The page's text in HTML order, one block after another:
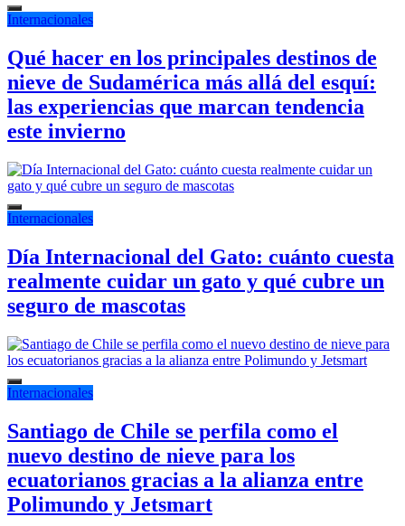
Internacionales
Qué hacer en los principales destinos de
nieve de Sudamérica más allá del esquí:
las experiencias que marcan tendencia
este invierno
Internacionales
Día Internacional del Gato: cuánto cuesta
realmente cuidar un gato y qué cubre un
seguro de mascotas
Internacionales
Santiago de Chile se perfila como el
nuevo destino de nieve para los
ecuatorianos gracias a la alianza entre
Polimundo y Jetsmart